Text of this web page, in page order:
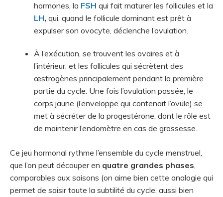
hormones, la FSH qui fait maturer les follicules et la
LH, qui, quand le follicule dominant est prêt à
expulser son ovocyte, déclenche l’ovulation.
À l’exécution, se trouvent les ovaires et à
l’intérieur, et les follicules qui sécrètent des
œstrogènes principalement pendant la première
partie du cycle. Une fois l’ovulation passée, le
corps jaune (l’enveloppe qui contenait l’ovule) se
met à sécréter de la progestérone, dont le rôle est
de maintenir l’endomètre en cas de grossesse.
Ce jeu hormonal rythme l’ensemble du cycle menstruel,
que l’on peut découper en quatre grandes phases,
comparables aux saisons (on aime bien cette analogie qui
permet de saisir toute la subtilité du cycle, aussi bien